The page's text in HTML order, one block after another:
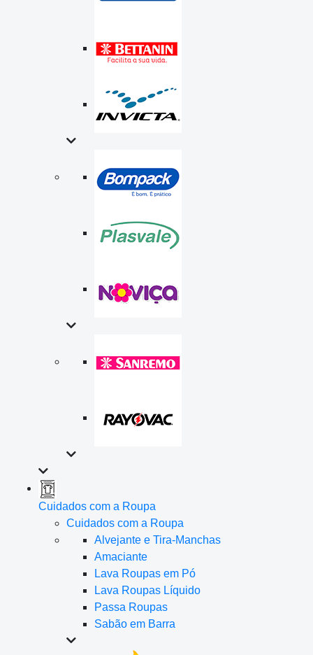
Cuidados com a Roupa
Cuidados com a Roupa
Alvejante e Tira-Manchas
Amaciante
Lava Roupas em Pó
Lava Roupas Líquido
Passa Roupas
Sabão em Barra